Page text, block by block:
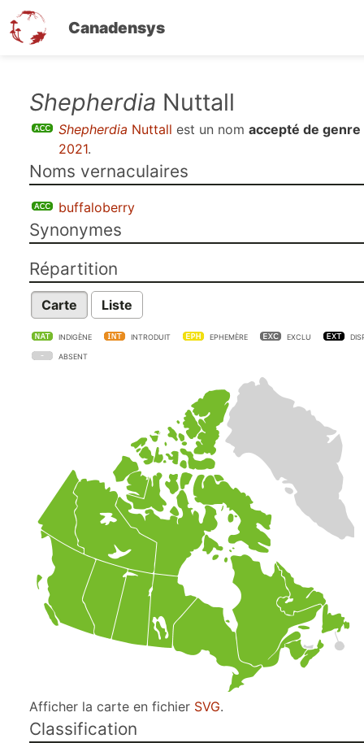
Canadensys
contenu
Shepherdia Nuttall
Shepherdia Nuttall est un nom accepté de genre
2021.
Noms vernaculaires
buffaloberry
Synonymes
Répartition
Carte Liste
INDIGÈNE INTRODUIT EPHEMÈRE EXCLU
ABSENT
Afficher la carte en fichier SVG.
Classification